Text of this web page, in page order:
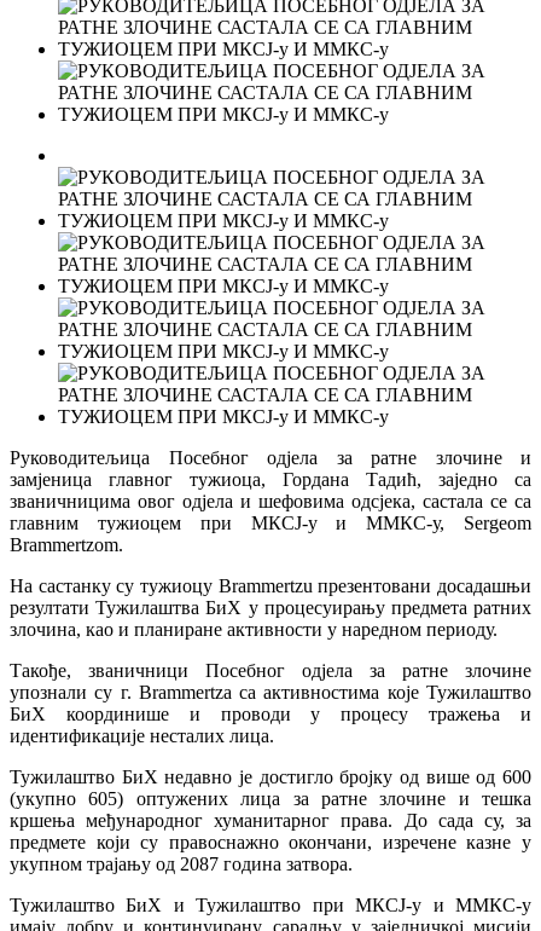
Руководитељица Посебног одјела за ратне злочине и
замјеница главног тужиоца, Гордана Тадић, заједно са
званичницима овог одјела и шефовима одсјека, састала се са
главним тужиоцем при МКСЈ-у и ММКС-у, Sergeom
Brammertzom.
На састанку су тужиоцу Brammertzu презентовани досадашњи
резултати Тужилаштва БиХ у процесуирању предмета ратних
злочина, као и планиране активности у наредном периоду.
Такође, званичници Посебног одјела за ратне злочине
упознали су г. Brammertza са активностима које Тужилаштво
БиХ координише и проводи у процесу тражења и
идентификације несталих лица.
Тужилаштво БиХ недавно је достигло бројку од више од 600
(укупно 605) оптужених лица за ратне злочине и тешка
кршења међународног хуманитарног права. До сада су, за
предмете који су правоснажно окончани, изречене казне у
укупном трајању од 2087 година затвора.
Тужилаштво БиХ и Тужилаштво при МКСЈ-у и ММКС-у
имају добру и континуирану сарадњу у заједничкој мисији